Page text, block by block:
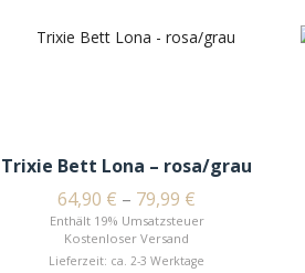
Trixie Bett Lona – rosa/grau
64,90 € – 79,99 €
Enthält 19% Umsatzsteuer
Kostenloser Versand
Lieferzeit: ca. 2-3 Werktage